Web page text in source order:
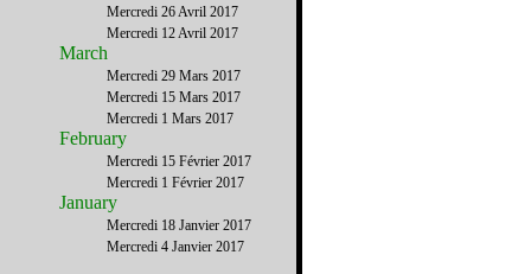
Mercredi 26 Avril 2017
Mercredi 12 Avril 2017
March
Mercredi 29 Mars 2017
Mercredi 15 Mars 2017
Mercredi 1 Mars 2017
February
Mercredi 15 Février 2017
Mercredi 1 Février 2017
January
Mercredi 18 Janvier 2017
Mercredi 4 Janvier 2017